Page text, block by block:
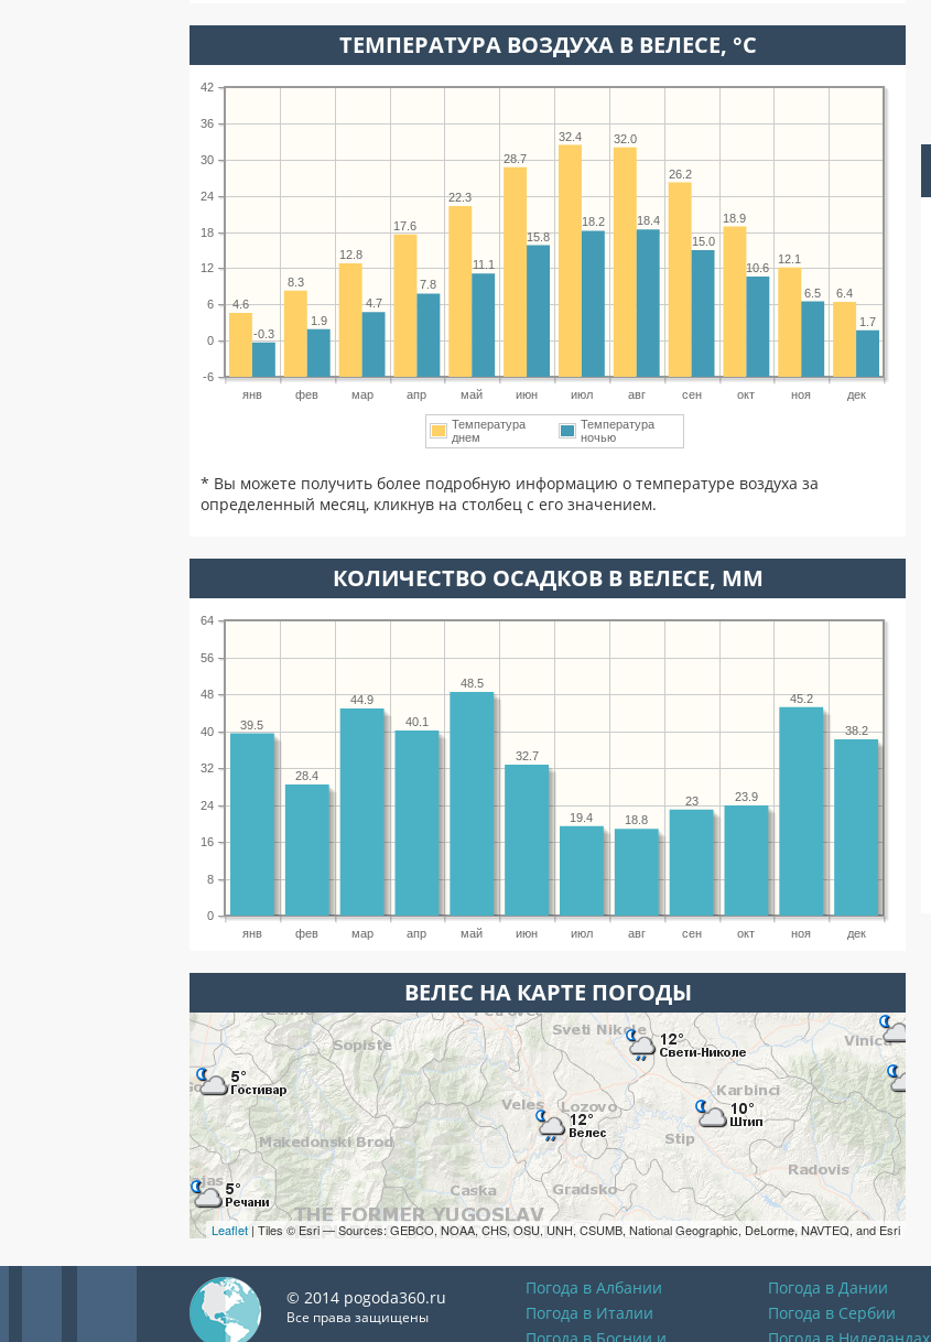
ТЕМПЕРАТУРА ВОЗДУХА В ВЕЛЕСЕ, °C
янв фев мар апр май июн июл авг сен окт ноя дек
-6
0
6
12
18
24
30
36
42
6.4
12.1
18.9
26.2
32.0
32.4
28.7
22.3
17.6
12.8
8.3
4.6
1.7
6.5
10.6
15.0
18.4
18.2
15.8
11.1
7.8
4.7
1.9
-0.3
Температура
днем
Температура
ночью
* Вы можете получить более подробную информацию о температуре воздуха за
определенный месяц, кликнув на столбец с его значением.
КОЛИЧЕСТВО ОСАДКОВ В ВЕЛЕСЕ, ММ
янв фев мар апр май июн июл авг сен окт ноя дек
0
8
16
24
32
40
48
56
64
38.2
45.2
23.9
23
18.8
19.4
32.7
48.5
40.1
44.9
28.4
39.5
ВЕЛЕС НА КАРТЕ ПОГОДЫ
Leaflet | Tiles © Esri — Sources: GEBCO, NOAA, CHS, OSU, UNH, CSUMB, National Geographic, DeLorme, NAVTEQ, and Esri
© 2014 pogoda360.ru
Все права защищены
Погода в Албании Погода в Дании
Погода в Италии
Погода в Сербии